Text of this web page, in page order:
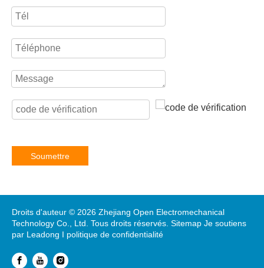
Soumettre
Droits d'auteur © 2026 Zhejiang Open Electromechanical
Technology Co., Ltd. Tous droits réservés. Sitemap Je soutiens
par Leadong I politique de confidentialité